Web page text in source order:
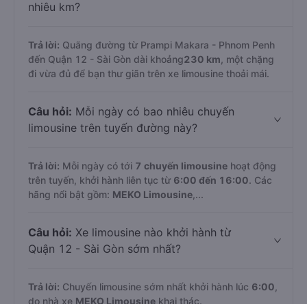
nhiêu km?
Trả lời: Quãng đường từ Prampi Makara - Phnom Penh
đến Quận 12 - Sài Gòn dài khoảng230 km , một chặng
đi vừa đủ để bạn thư giãn trên xe limousine thoải mái.
Câu hỏi: Mỗi ngày có bao nhiêu chuyến
limousine trên tuyến đường này?
Trả lời: Mỗi ngày có tới 7 chuyến limousine hoạt động
trên tuyến, khởi hành liên tục từ 6:00 đến 16:00. Các
hãng nổi bật gồm: MEKO Limousine ,...
Câu hỏi: Xe limousine nào khởi hành từ
Quận 12 - Sài Gòn sớm nhất?
Trả lời: Chuyến limousine sớm nhất khởi hành lúc 6:00
do nhà xe MEKO Limousine khai thác.